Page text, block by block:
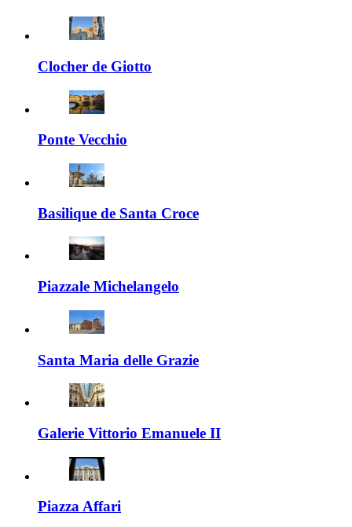
Clocher de Giotto
Ponte Vecchio
Basilique de Santa Croce
Piazzale Michelangelo
Santa Maria delle Grazie
Galerie Vittorio Emanuele II
Piazza Affari